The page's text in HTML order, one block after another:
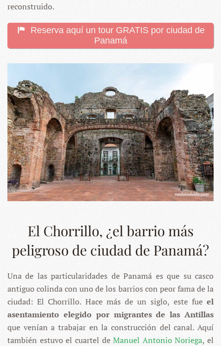
reconstruido.
Reserva aquí un tour GRATIS por ciudad de
Panamá
El Chorrillo, ¿el barrio más
peligroso de ciudad de Panamá?
Una de las particularidades de Panamá es que su casco
antiguo colinda con uno de los barrios con peor fama de la
ciudad: El Chorrillo. Hace más de un siglo, este fue el
asentamiento elegido por migrantes de las Antillas
que venían a trabajar en la construcción del canal. Aquí
también estuvo el cuartel deManuel Antonio Noriega, el